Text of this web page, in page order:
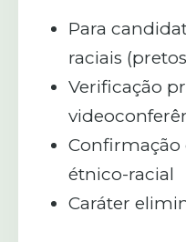
Para
raciais
Verificação
Confirmação
étnico-racial
Caráter